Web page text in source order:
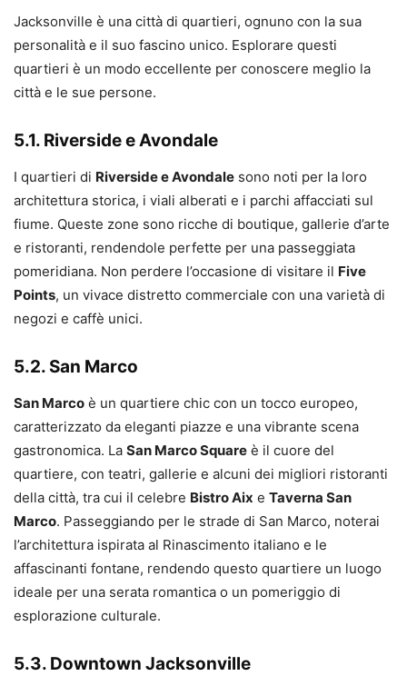
Jacksonville è una città di quartieri, ognuno con la sua
personalità e il suo fascino unico. Esplorare questi
quartieri è un modo eccellente per conoscere meglio la
città e le sue persone.
5.1. Riverside e Avondale
I quartieri di Riverside e Avondale sono noti per la loro
architettura storica, i viali alberati e i parchi affacciati sul
fiume. Queste zone sono ricche di boutique, gallerie d’arte
e ristoranti, rendendole perfette per una passeggiata
pomeridiana. Non perdere l’occasione di visitare il Five
Points, un vivace distretto commerciale con una varietà di
negozi e caffè unici.
5.2. San Marco
San Marco è un quartiere chic con un tocco europeo,
caratterizzato da eleganti piazze e una vibrante scena
gastronomica. La San Marco Square è il cuore del
quartiere, con teatri, gallerie e alcuni dei migliori ristoranti
della città, tra cui il celebre Bistro Aix e Taverna San
Marco. Passeggiando per le strade di San Marco, noterai
l’architettura ispirata al Rinascimento italiano e le
affascinanti fontane, rendendo questo quartiere un luogo
ideale per una serata romantica o un pomeriggio di
esplorazione culturale.
5.3. Downtown Jacksonville